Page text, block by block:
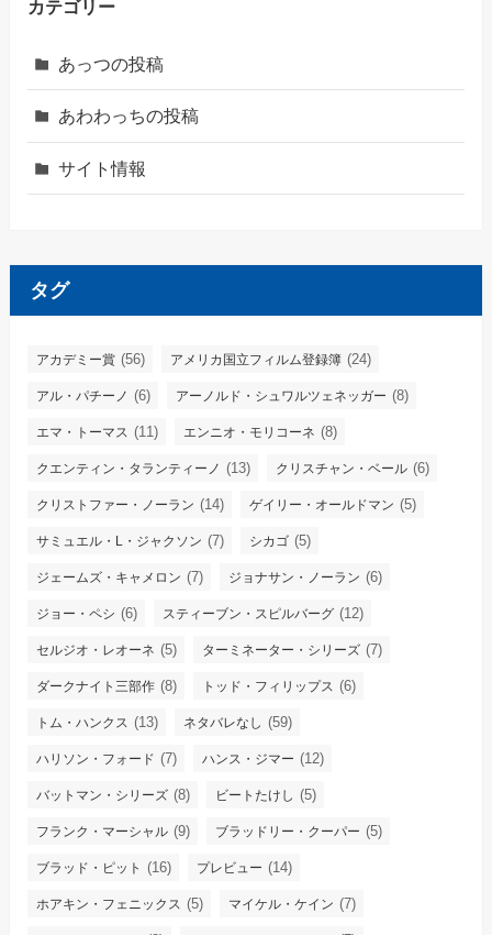
カテゴリー
あっつの投稿
あわわっちの投稿
サイト情報
タグ
アカデミー賞 (56) アメリカ国立フィルム登録簿 (24)
アル・パチーノ (6) アーノルド・シュワルツェネッガー (8)
エマ・トーマス (11) エンニオ・モリコーネ (8)
クエンティン・タランティーノ (13) クリスチャン・ベール (6)
クリストファー・ノーラン (14) ゲイリー・オールドマン (5)
サミュエル・L・ジャクソン (7) シカゴ (5)
ジェームズ・キャメロン (7) ジョナサン・ノーラン (6)
ジョー・ペシ (6) スティーブン・スピルバーグ (12)
セルジオ・レオーネ (5) ターミネーター・シリーズ (7)
ダークナイト三部作 (8) トッド・フィリップス (6)
トム・ハンクス (13) ネタバレなし (59)
ハリソン・フォード (7) ハンス・ジマー (12)
バットマン・シリーズ (8) ビートたけし (5)
フランク・マーシャル (9) ブラッドリー・クーパー (5)
ブラッド・ピット (16) プレビュー (14)
ホアキン・フェニックス (5) マイケル・ケイン (7)